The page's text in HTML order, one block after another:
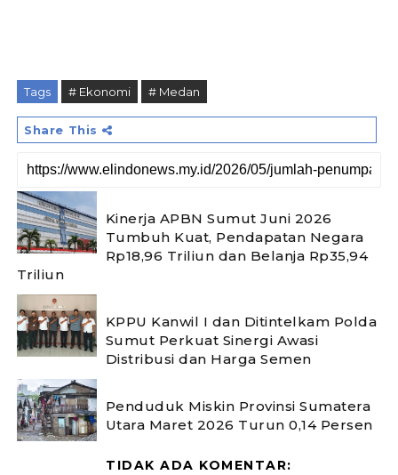
Tags # Ekonomi # Medan
Share This
Kinerja APBN Sumut Juni 2026
Tumbuh Kuat, Pendapatan Negara
Rp18,96 Triliun dan Belanja Rp35,94
Triliun
KPPU Kanwil I dan Ditintelkam Polda
Sumut Perkuat Sinergi Awasi
Distribusi dan Harga Semen
Penduduk Miskin Provinsi Sumatera
Utara Maret 2026 Turun 0,14 Persen
TIDAK ADA KOMENTAR: